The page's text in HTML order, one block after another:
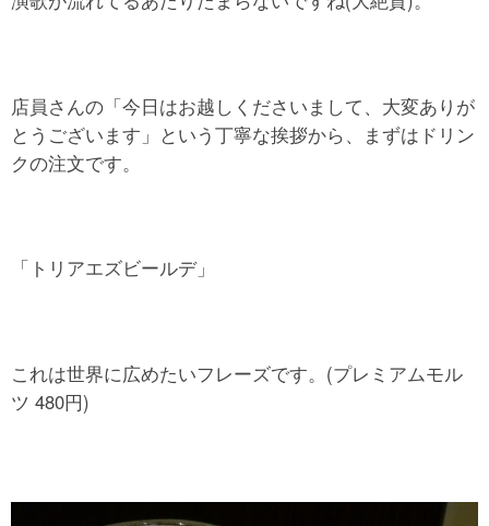
店員さんの「今日はお越しくださいまして、大変ありが
とうございます」という丁寧な挨拶から、まずはドリン
クの注文です。
「トリアエズビールデ」
これは世界に広めたいフレーズです。(プレミアムモル
ツ 480円)